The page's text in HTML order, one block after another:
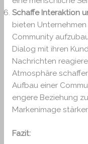
Schaffe Interaktion
bieten
Community
Dialog mit ihren
Nachrichten
Atmosphäre
Aufbau einer
engere Beziehung
Markenimage
Fazit: